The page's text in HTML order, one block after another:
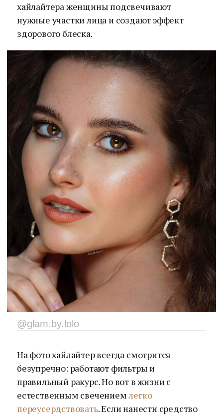
хайлайтера женщины подсвечивают
нужные участки лица и создают эффект
здорового блеска.
@glam.by.lolo
На фото хайлайтер всегда смотрится
безупречно: работают фильтры и
правильный ракурс. Но вот в жизни с
естественным свечениемлегко
переусердствовать. Если нанести средство